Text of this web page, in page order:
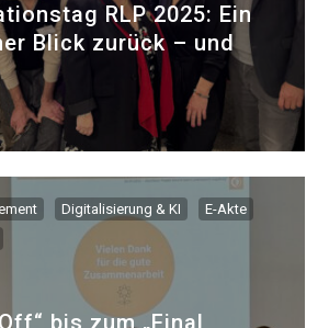
RLP 2025: Ein
Blick zurück – und
Digitalisierung & KI
E-Akte